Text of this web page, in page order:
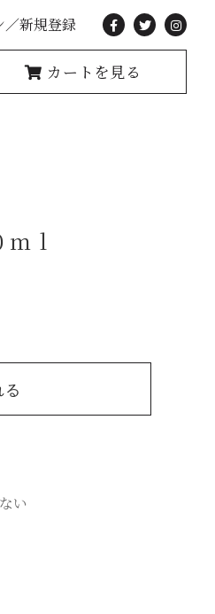
／新規登録
カートを見る
ｌ
る
い